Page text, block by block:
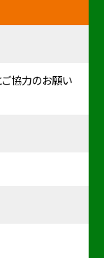
協力のお願い